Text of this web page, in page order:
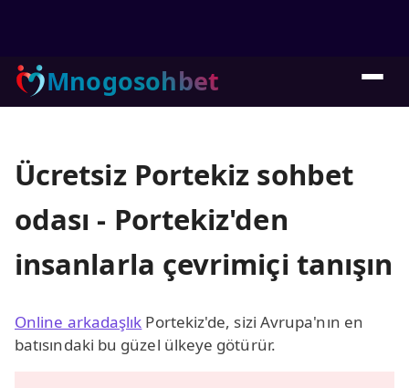
Mnogosohbet
Ücretsiz Portekiz sohbet
odası - Portekiz'den
insanlarla çevrimiçi tanışın
Online arkadaşlık Portekiz'de, sizi Avrupa'nın en
batısındaki bu güzel ülkeye götürür.